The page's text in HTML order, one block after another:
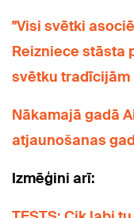
"Visi svētki
Reizniece stāsta
svētku tradīcijām
Nākamajā gadā
atjaunošanas
Izmēģini arī: